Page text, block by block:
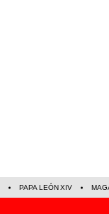
PAPA LEÓN XIV